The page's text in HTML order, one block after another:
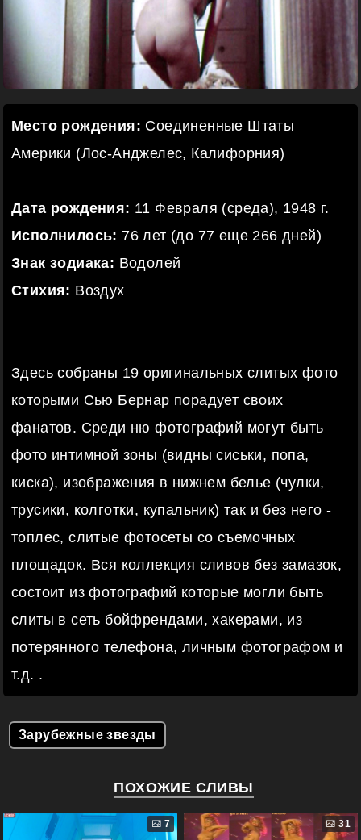
Место рождения: Соединенные Штаты
Америки (Лос-Анджелес, Калифорния)
Дата рождения: 11 Февраля (среда), 1948 г.
Исполнилось: 76 лет (до 77 еще 266 дней)
Знак зодиака: Водолей
Стихия: Воздух
Здесь собраны 19 оригинальных слитых фото
которыми Сью Бернар порадует своих
фанатов. Среди ню фотографий могут быть
фото интимной зоны (видны сиськи, попа,
киска), изображения в нижнем белье (чулки,
трусики, колготки, купальник) так и без него -
топлес, слитые фотосеты со съемочных
площадок. Вся коллекция сливов без замазок,
состоит из фотографий которые могли быть
слиты в сеть бойфрендами, хакерами, из
потерянного телефона, личным фотографом и
т.д. .
Зарубежные звезды
ПОХОЖИЕ СЛИВЫ
7 31